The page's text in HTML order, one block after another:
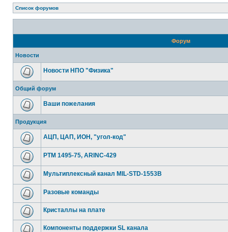
Список форумов
Форум
Новости
Новости НПО "Физика"
Общий форум
Ваши пожелания
Продукция
АЦП, ЦАП, ИОН, "угол-код"
РТМ 1495-75, ARINC-429
Мультиплексный канал MIL-STD-1553B
Разовые команды
Кристаллы на плате
Компоненты поддержки SL канала